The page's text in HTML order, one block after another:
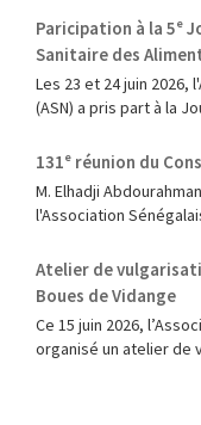
Paricipation à la 5ᵉ
Sanitaire des
‎Les 23 et 24 juin 2026,
(ASN) a pris part à la
131ᵉ réunion du
M. Elhadji
l'Association
Atelier de
Boues de Vidange
Ce 15 juin 2026,
organisé un atelier de